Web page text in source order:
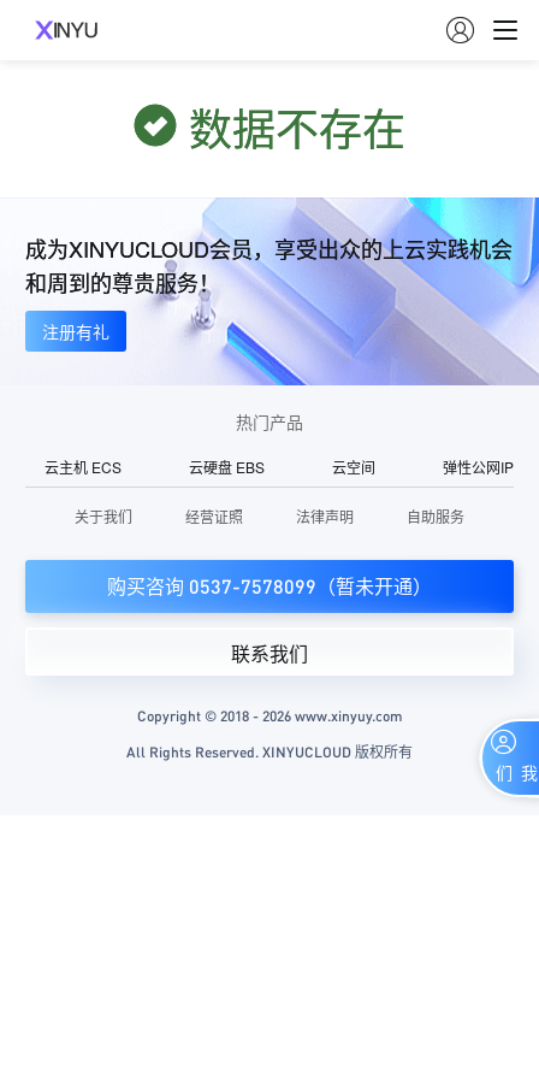

数据不存在
成为XINYUCLOUD会员，享受出众的上云实践机会
和周到的尊贵服务！
注册有礼
热门产品
云主机 ECS 云硬盘 EBS 云空间 弹性公网IP
关于我们 经营证照 法律声明 自助服务
购买咨询 0537-7578099（暂未开通）
联系我们
Copyright © 2018 - 2026 www.xinyuy.com
All Rights Reserved. XINYUCLOUD 版权所有
联系我们